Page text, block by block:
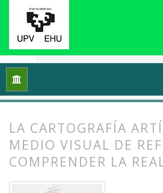
Inicio Vol. 10 Núm. 2
LA CARTOGRAFÍA
MEDIO VISUAL DE
COMPRENDER LA